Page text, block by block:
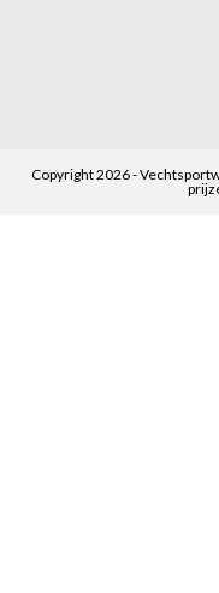
Copyright 2026 -